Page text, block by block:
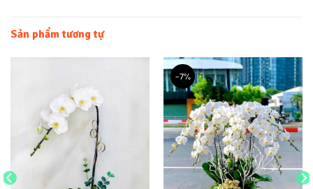
Sản phẩm tương tự
-7%